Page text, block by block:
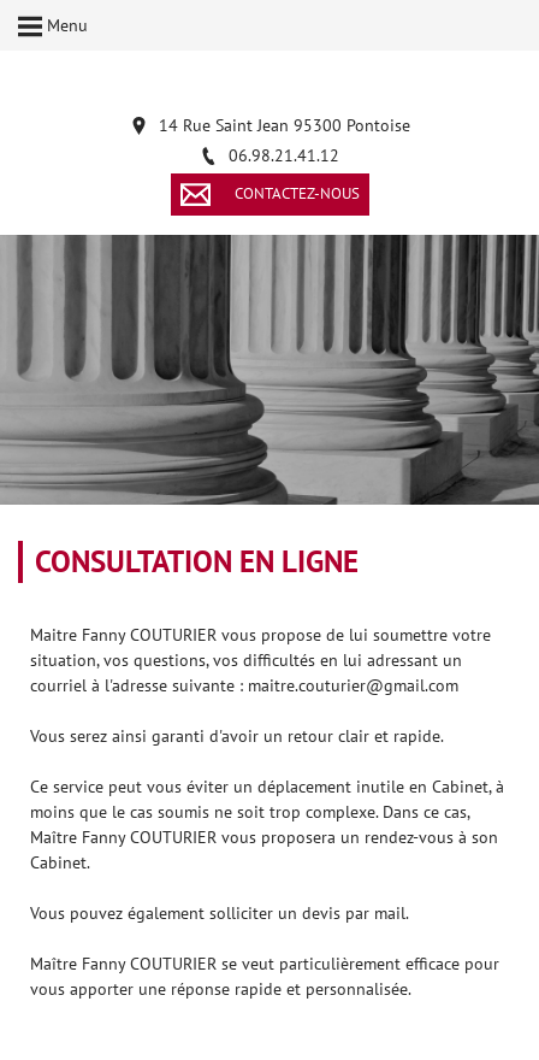
Menu
14 Rue Saint Jean 95300 Pontoise
06.98.21.41.12
CONTACTEZ-NOUS
CONSULTATION EN LIGNE
Maitre Fanny COUTURIER vous propose de lui soumettre votre
situation, vos questions, vos difficultés en lui adressant un
courriel à l'adresse suivante : maitre.couturier@gmail.com
Vous serez ainsi garanti d'avoir un retour clair et rapide.
Ce service peut vous éviter un déplacement inutile en Cabinet, à
moins que le cas soumis ne soit trop complexe. Dans ce cas,
Maître Fanny COUTURIER vous proposera un rendez-vous à son
Cabinet.
Vous pouvez également solliciter un devis par mail.
Maître Fanny COUTURIER se veut particulièrement efficace pour
vous apporter une réponse rapide et personnalisée.